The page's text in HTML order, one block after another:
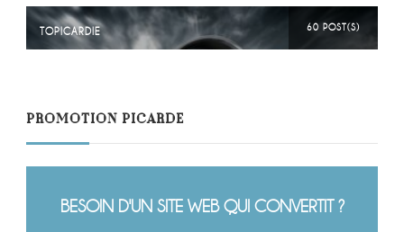
TOPICARDIE 60 POST(S)
PROMOTION PICARDE
BESOIN D'UN SITE WEB QUI CONVERTIT ?